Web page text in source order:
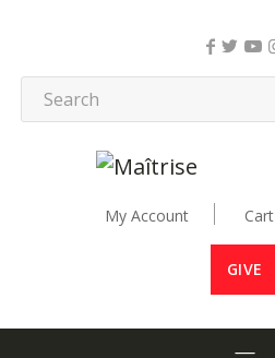
My Account Cart
GIVE